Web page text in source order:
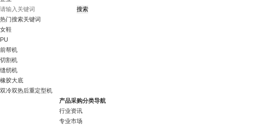
热门搜索关键词
女鞋
PU
前帮机
切割机
缝纫机
橡胶大底
双冷双热后重定型机
产品采购分类导航
行业资讯
专业市场